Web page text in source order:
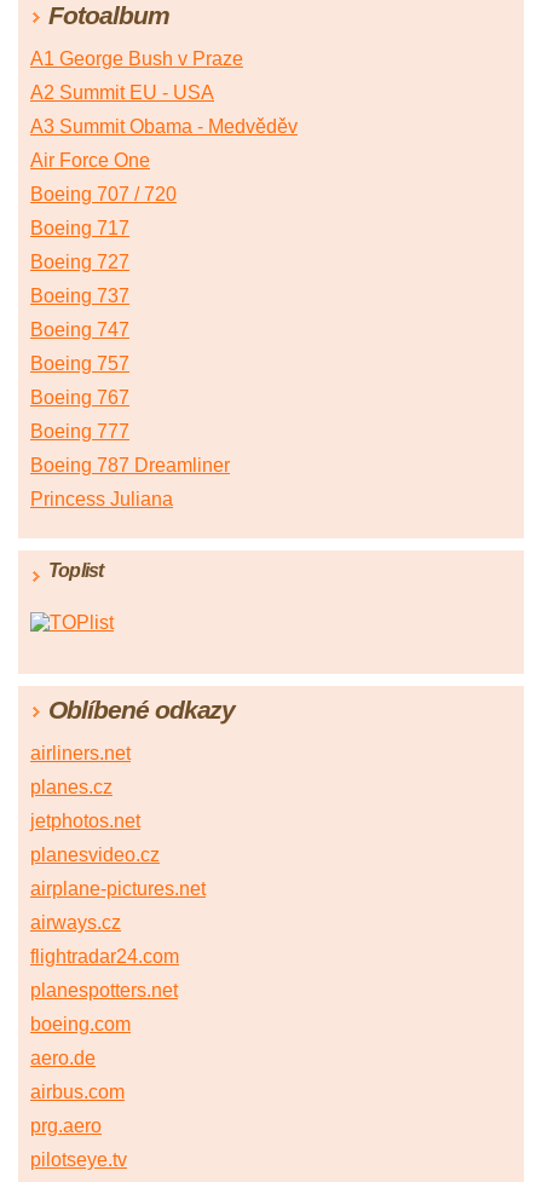
Fotoalbum
A1 George Bush v Praze
A2 Summit EU - USA
A3 Summit Obama - Medvěděv
Air Force One
Boeing 707 / 720
Boeing 717
Boeing 727
Boeing 737
Boeing 747
Boeing 757
Boeing 767
Boeing 777
Boeing 787 Dreamliner
Princess Juliana
Toplist
Oblíbené odkazy
airliners.net
planes.cz
jetphotos.net
planesvideo.cz
airplane-pictures.net
airways.cz
flightradar24.com
planespotters.net
boeing.com
aero.de
airbus.com
prg.aero
pilotseye.tv